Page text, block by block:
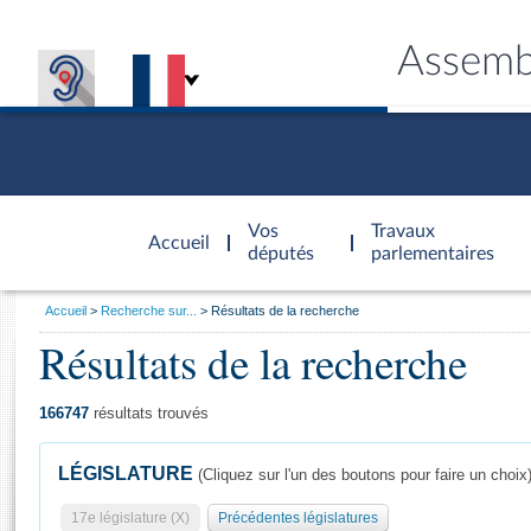
Accueil
d'accueil
Vos
députés
Travaux
parlementaires
Général
Vous
Accueil Recherche sur... Résultats de la recherche
Résultats de la recherche
166747 résultats trouvés
LÉGISLATURE (Cliquez sur l'un des boutons pour faire un choix)
17e législature (X) Précédentes législatures